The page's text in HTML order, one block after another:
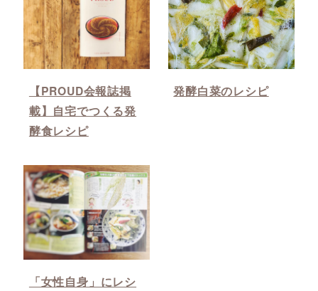
【PROUD会報誌掲
載】自宅でつくる発
酵食レシピ
発酵白菜のレシピ
「女性自身」にレシ